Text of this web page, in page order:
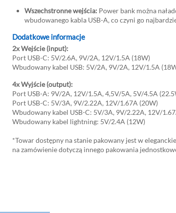
Wszechstronne wejścia: Power bank można
wbudowanego kabla USB-A, co czyni go
Dodatkowe informacje
2x Wejście (input):
Port USB-C: 5V/2.6A, 9V/2A, 12V/1.5A (18W)
Wbudowany kabel USB: 5V/2A, 9V/2A, 12V/1.5A
4x Wyjście (output):
Port USB-A: 9V/2A, 12V/1.5A, 4,5V/5A, 5V/4.5A
Port USB-C: 5V/3A, 9V/2.22A, 12V/1.67A (20W)
Wbudowany kabel USB-C: 5V/3A, 9V/2.22A, 12V/
Wbudowany kabel lightning: 5V/2.4A (12W)
*Towar dostępny na stanie pakowany jest w
na zamówienie dotyczą innego pakowania